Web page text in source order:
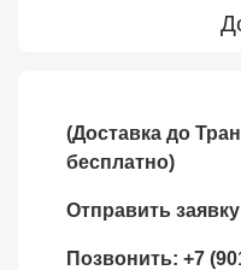
(Доставка до
бесплатно)
Отправить
Позвонить: +7